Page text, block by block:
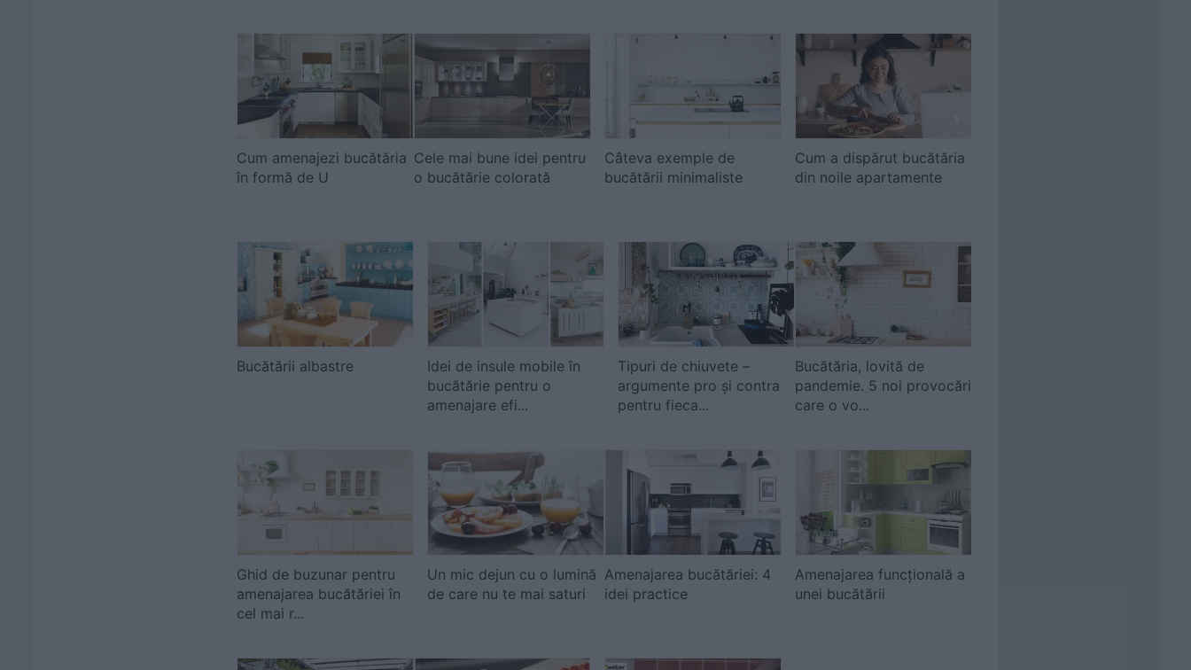
Cum amenajezi bucătăria
în formă de U
Cele mai bune idei pentru
o bucătărie colorată
Câteva exemple de
bucătării minimaliste
Cum a dispărut bucătăria
din noile apartamente
Bucătării albastre
Idei de insule mobile în
bucătărie pentru o
amenajare efi...
Tipuri de chiuvete –
argumente pro şi contra
pentru fieca...
Bucătăria, lovită de
pandemie. 5 noi provocări
care o vo...
Ghid de buzunar pentru
amenajarea bucătăriei în
cel mai r...
Un mic dejun cu o lumină
de care nu te mai saturi
Amenajarea bucătăriei: 4
idei practice
Amenajarea funcțională a
unei bucătării